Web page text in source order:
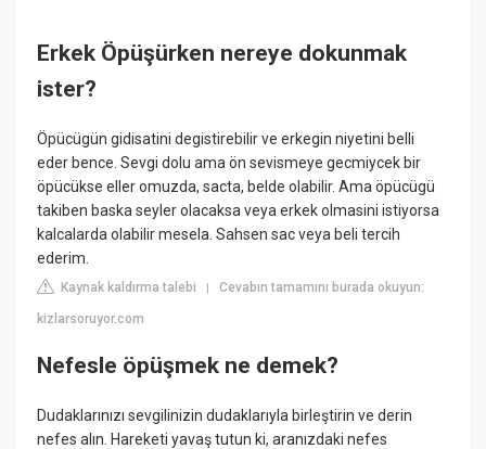
Erkek Öpüşürken nereye dokunmak
ister?
Öpücügün gidisatini degistirebilir ve erkegin niyetini belli
eder bence. Sevgi dolu ama ön sevismeye gecmiycek bir
öpücükse eller omuzda, sacta, belde olabilir. Ama öpücügü
takiben baska seyler olacaksa veya erkek olmasini istiyorsa
kalcalarda olabilir mesela. Sahsen sac veya beli tercih
ederim.
Kaynak kaldırma talebi |Cevabın tamamını burada okuyun:
kizlarsoruyor.com
Nefesle öpüşmek ne demek?
Dudaklarınızı sevgilinizin dudaklarıyla birleştirin ve derin
nefes alın. Hareketi yavaş tutun ki, aranızdaki nefes